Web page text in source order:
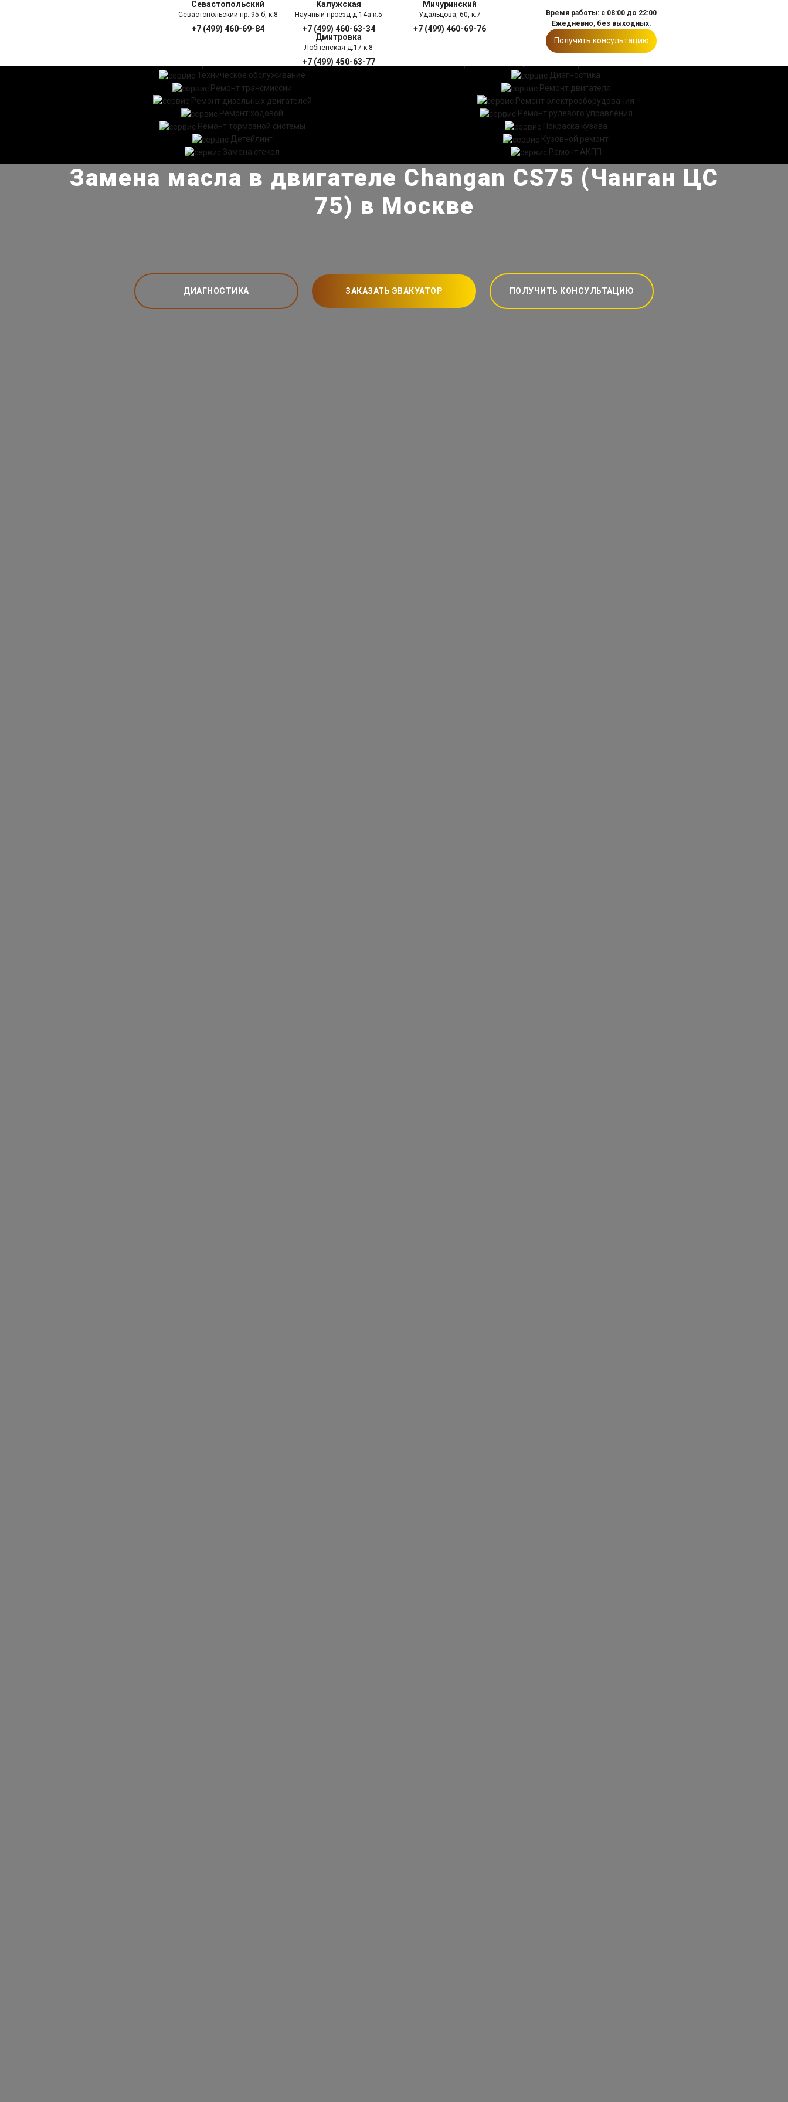
Севастопольский
Севастопольский пр. 95 б, к.8
+7 (499) 460-69-84
Калужская
Научный проезд д.14а к.5
+7 (499) 460-63-34
Мичуринский
Удальцова, 60, к.7
+7 (499) 460-69-76
Дмитровка
Лобненская д.17 к.8
+7 (499) 450-63-77
Время работы: с 08:00 до 22:00
Ежедневно, без выходных.
Получить консультацию
ПРАЙС ЛИСТ
Техническое обслуживание
Диагностика
Ремонт трансмиссии
Ремонт двигателя
Ремонт дизельных двигателей
Ремонт электрооборудования
Ремонт ходовой
Ремонт рулевого управления
Ремонт тормозной системы
Покраска кузова
Детейлинг
Кузовной ремонт
Замена стекол
Ремонт АКПП
Замена масла в двигателе Changan CS75 (Чанган ЦС
75) в Москве
ДИАГНОСТИКА ЗАКАЗАТЬ ЭВАКУАТОР ПОЛУЧИТЬ КОНСУЛЬТАЦИЮ